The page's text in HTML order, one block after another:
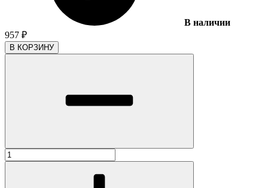
В наличии
957 ₽
В КОРЗИНУ